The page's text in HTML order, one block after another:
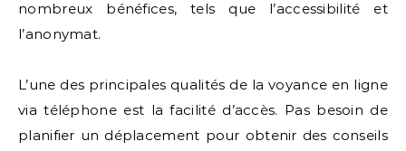
nombreux bénéfices, tels que l’accessibilité et
l’anonymat.
L’une des principales qualités de la voyance en ligne
via téléphone est la facilité d’accès. Pas besoin de
planifier un déplacement pour obtenir des conseils